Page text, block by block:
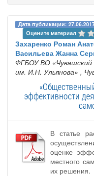
Дата публикации:
Оцените материал
Захаренко Роман
Васильева Жанна
ФГБОУ ВО «Чувашский
им. И.Н. Ульянова» ,
эффективности
В статье
оценке
местного
их решения.